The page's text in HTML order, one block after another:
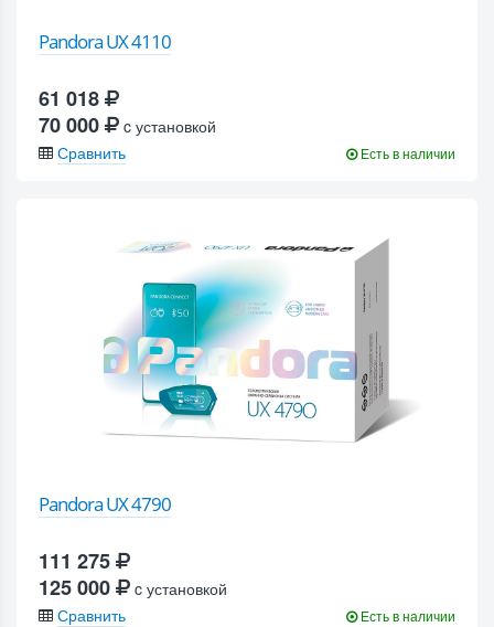
Pandora UX 4110
61 018
70 000
c установкой
Сравнить
Есть в наличии
Pandora UX 4790
111 275
125 000
c установкой
Сравнить
Есть в наличии